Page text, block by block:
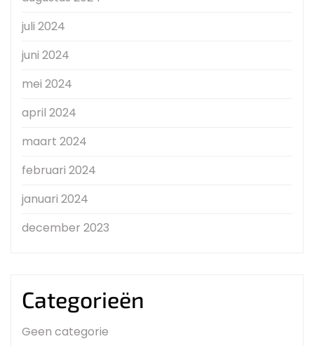
juli 2024
juni 2024
mei 2024
april 2024
maart 2024
februari 2024
januari 2024
december 2023
Categorieën
Geen categorie